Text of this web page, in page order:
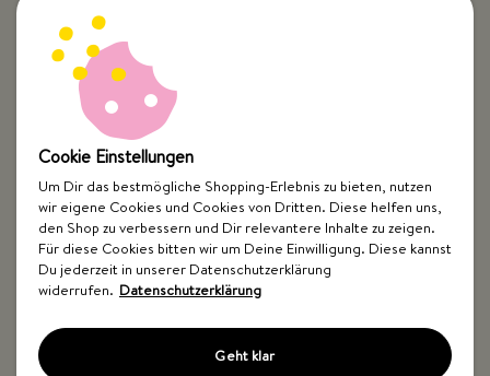
Passt das Pommes Gewürzsalz nur zu Pommes?
Wie haftet das Gewürz am besten an Pommes?
Was ist im Pommes Gewürzsalz drin?
Wie lange ist das Pommes Gewürzsalz haltbar?
Ist das Pommes Gewürzsalz vegan?
Cookie Einstellungen
Um Dir das bestmögliche Shopping-Erlebnis zu bieten, nutzen
wir eigene Cookies und Cookies von Dritten. Diese helfen uns,
den Shop zu verbessern und Dir relevantere Inhalte zu zeigen.
Für diese Cookies bitten wir um Deine Einwilligung. Diese kannst
Du jederzeit in unserer Datenschutzerklärung
widerrufen. Datenschutzerklärung
Geht klar